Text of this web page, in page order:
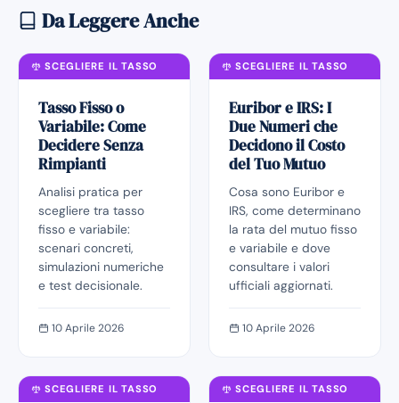
Da Leggere Anche
SCEGLIERE IL TASSO
Tasso Fisso o
Variabile: Come
Decidere Senza
Rimpianti
Analisi pratica per
scegliere tra tasso
fisso e variabile:
scenari concreti,
simulazioni numeriche
e test decisionale.
10 Aprile 2026
SCEGLIERE IL TASSO
Euribor e IRS: I
Due Numeri che
Decidono il Costo
del Tuo Mutuo
Cosa sono Euribor e
IRS, come determinano
la rata del mutuo fisso
e variabile e dove
consultare i valori
ufficiali aggiornati.
10 Aprile 2026
SCEGLIERE IL TASSO SCEGLIERE IL TASSO